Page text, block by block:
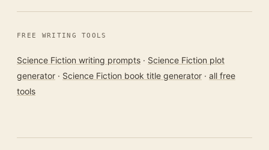
FREE WRITING TOOLS
Science Fiction writing prompts · Science Fiction plot
generator · Science Fiction book title generator · all free
tools